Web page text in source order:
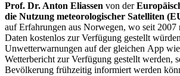
Prof. Dr. Anton Eliassen von der
die Nutzung meteorologischer Satelliten
auf Erfahrungen aus Norwegen, wo seit 2007
Daten kostenlos zur Verfügung gestellt
Unwetterwarnungen auf der gleichen App
Wetterbericht zur Verfügung gestellt werden,
Bevölkerung frühzeitig informiert werden